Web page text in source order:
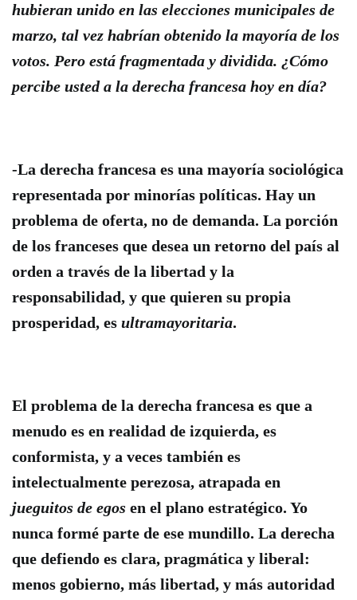
hubieran unido en las elecciones municipales de
marzo, tal vez habrían obtenido la mayoría de los
votos. Pero está fragmentada y dividida. ¿Cómo
percibe usted a la derecha francesa hoy en día?
-La derecha francesa es una mayoría sociológica
representada por minorías políticas. Hay un
problema de oferta, no de demanda. La porción
de los franceses que desea un retorno del país al
orden a través de la libertad y la
responsabilidad, y que quieren su propia
prosperidad, es ultramayoritaria.
El problema de la derecha francesa es que a
menudo es en realidad de izquierda, es
conformista, y a veces también es
intelectualmente perezosa, atrapada en
jueguitos de egos en el plano estratégico. Yo
nunca formé parte de ese mundillo. La derecha
que defiendo es clara, pragmática y liberal:
menos gobierno, más libertad, y más autoridad